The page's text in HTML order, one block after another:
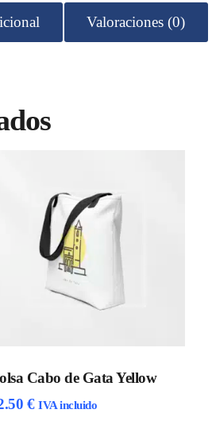
Valoraciones (0)
Cabo de Gata Yellow
€ IVA incluido